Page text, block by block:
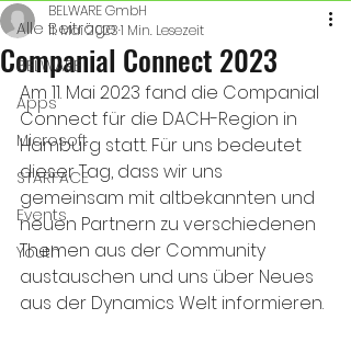
Alle Beiträge
BELWARE
Apps
Microsoft
STARFACE
Events
Youth
Companial Connect 2023
BELWARE GmbH
11. Mai 20231 Min. Lesezeit
Am 11. Mai 2023 fand die Companial
Connect für die DACH-Region in
Hamburg statt. Für uns bedeutet
dieser Tag, dass wir uns
gemeinsam mit altbekannten und
neuen Partnern zu verschiedenen
Themen aus der Community
austauschen und uns über Neues
aus der Dynamics Welt informieren.